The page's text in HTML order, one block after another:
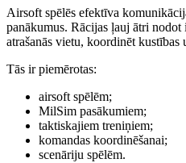
Airsoft spēlēs efektīva
panākumus. Rācijas ļauj ātri
atrašanās vietu, koordinēt
Tās ir piemērotas:
airsoft spēlēm;
MilSim pasākumiem;
taktiskajiem treniņiem;
komandas koordinēšanai;
scenāriju spēlēm.